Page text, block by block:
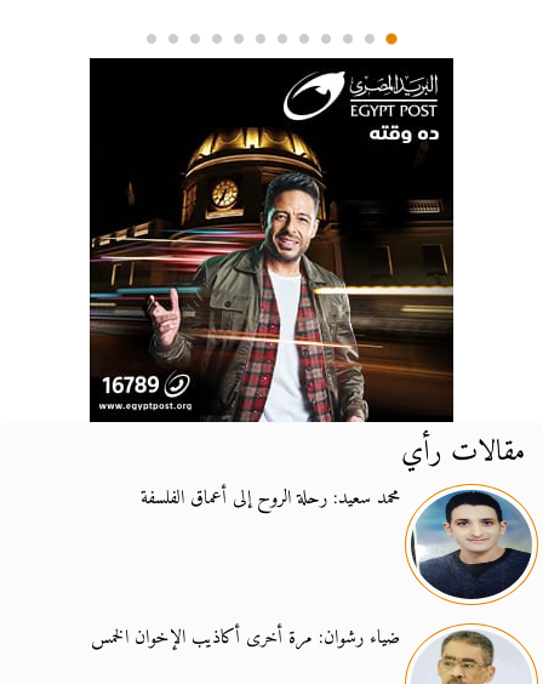
مقالات رأي
محمد سعيد: رحلة الروح إلى أعماق الفلسفة
ضياء رشوان: مرة أخرى أكاذيب الإخوان الخمس